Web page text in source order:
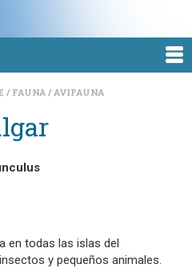
FAUNA AVIFAUNA
en todas las islas del
y pequeños animales.